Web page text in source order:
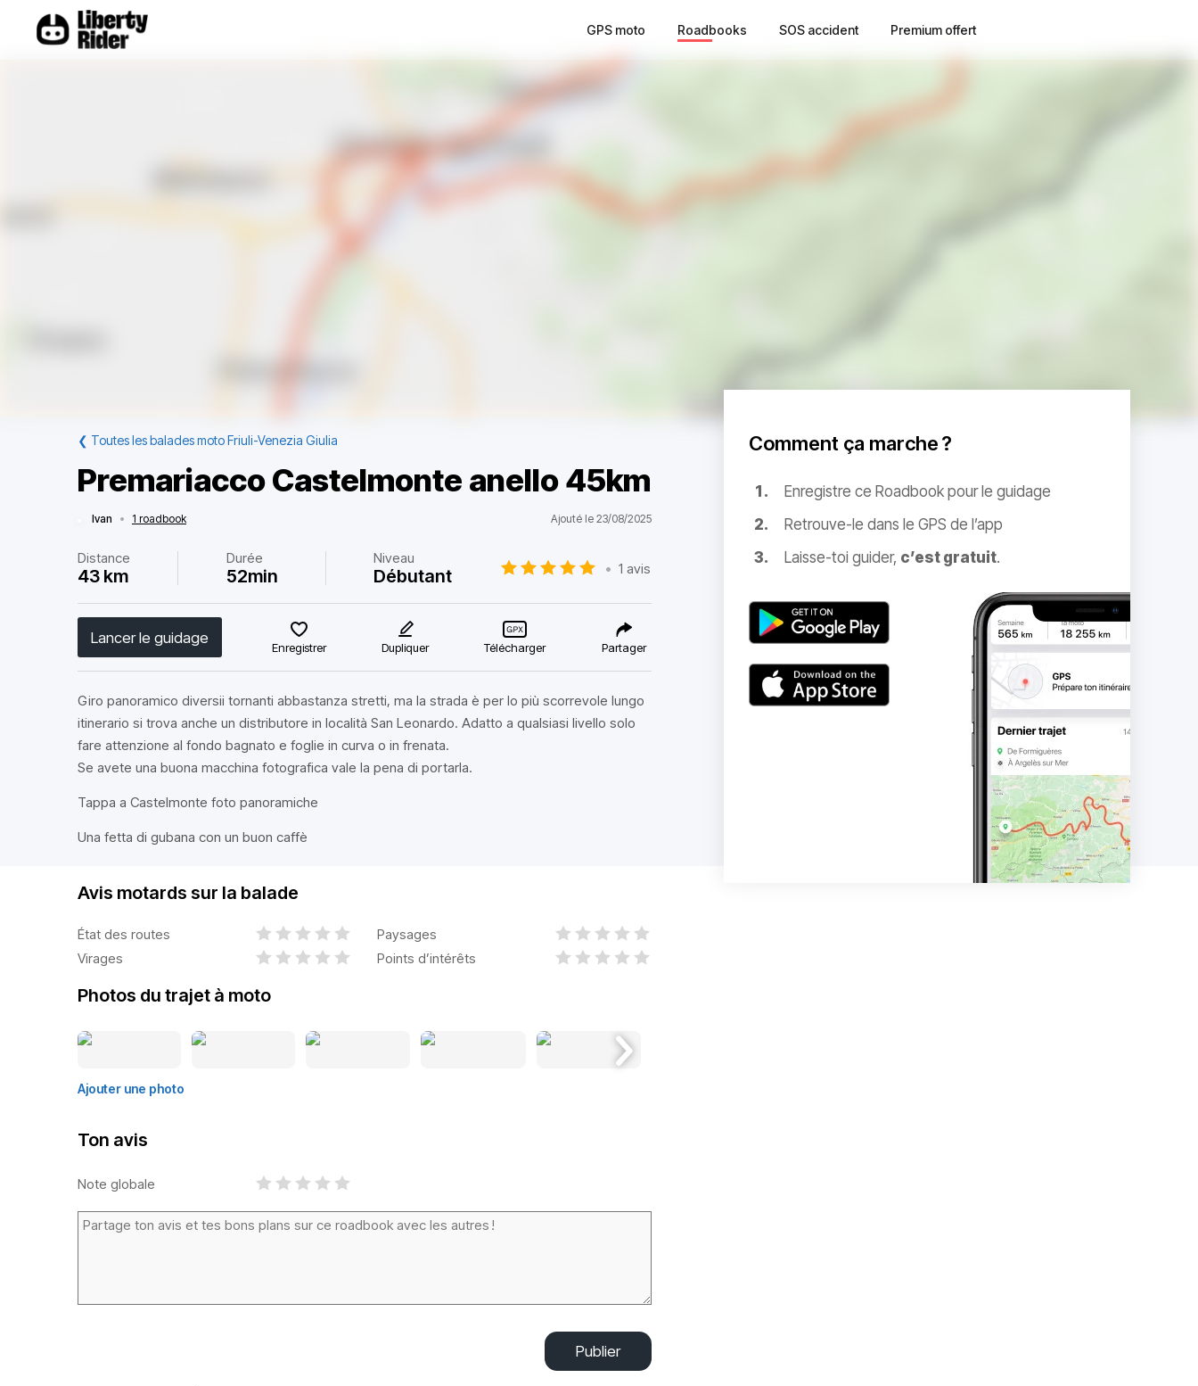
GPS moto Roadbooks SOS accident Premium offert
❮ Toutes les balades moto Friuli-Venezia Giulia
Premariacco Castelmonte anello 45km
Ivan • 1 roadbook Ajouté le 23/08/2025
Distance
43 km
Durée
52min
Niveau
Débutant • 1 avis
Lancer le guidage
Enregistrer Dupliquer Télécharger Partager
Giro panoramico diversii tornanti abbastanza stretti, ma la strada è per lo più scorrevole lungo
itinerario si trova anche un distributore in località San Leonardo. Adatto a qualsiasi livello solo
fare attenzione al fondo bagnato e foglie in curva o in frenata.
Se avete una buona macchina fotografica vale la pena di portarla.
Tappa a Castelmonte foto panoramiche
Una fetta di gubana con un buon caffè
Comment ça marche ?
Enregistre ce Roadbook pour le guidage
Retrouve-le dans le GPS de l’app
Laisse-toi guider, c’est gratuit.
Avis motards sur la balade
État des routes
Paysages
Virages
Points d’intérêts
Photos du trajet à moto
Ajouter une photo
Ton avis
Note globale
Publier